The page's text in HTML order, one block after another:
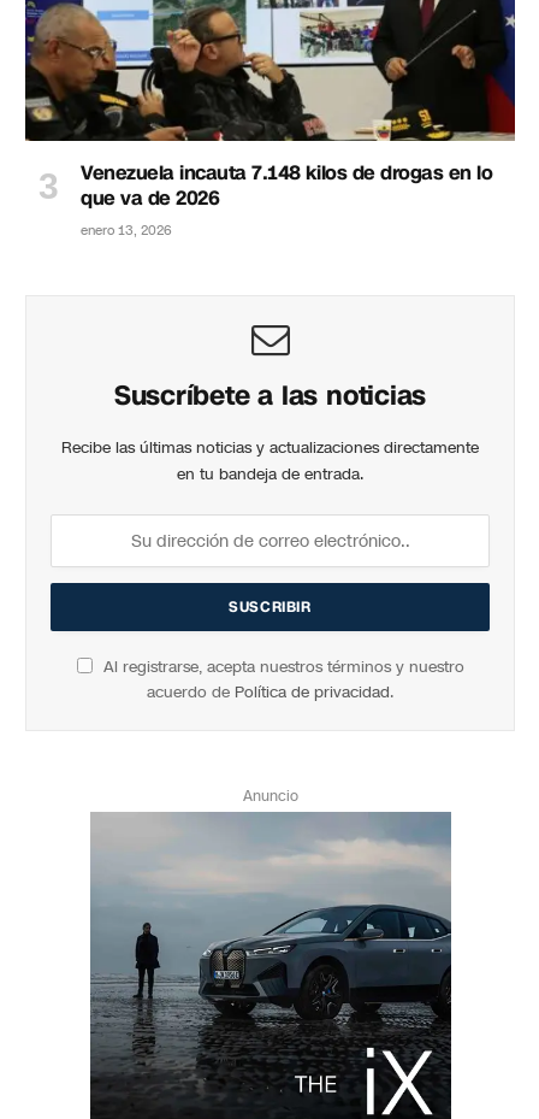
Venezuela incauta 7.148 kilos de drogas en lo
que va de 2026
enero 13, 2026
Suscríbete a las noticias
Recibe las últimas noticias y actualizaciones directamente
en tu bandeja de entrada.
Al registrarse, acepta nuestros términos y nuestro
acuerdo de Política de privacidad.
Anuncio